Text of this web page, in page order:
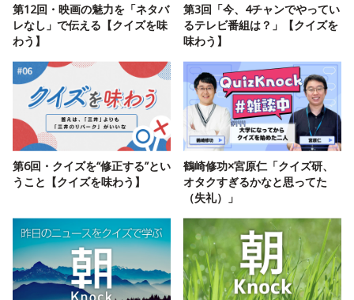
第12回・映画の魅力を「ネタバ
レなし」で伝える【クイズを味
わう】
第3回「今、4チャンでやってい
るテレビ番組は？」【クイズを
味わう】
第6回・クイズを“修正する”とい
うこと【クイズを味わう】
鶴崎修功×宮原仁「クイズ研、
オタクすぎるかなと思ってた
（失礼）」